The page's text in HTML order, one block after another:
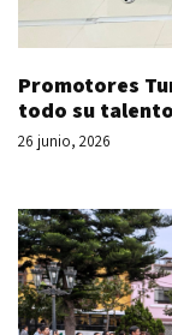
Promotores
todo su
26 junio, 2026